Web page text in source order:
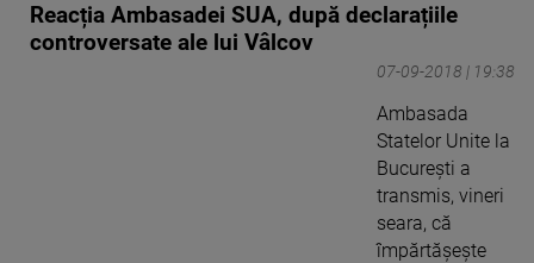
Reacția Ambasadei SUA, după declarațiile
controversate ale lui Vâlcov
07-09-2018 | 19:38
Ambasada
Statelor Unite la
București a
transmis, vineri
seara, că
împărtășește